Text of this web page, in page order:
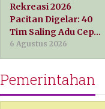
Rekreasi 2026
Pacitan Digelar: 40
Tim Saling Adu Cep…
6 Agustus 2026
Pemerintahan